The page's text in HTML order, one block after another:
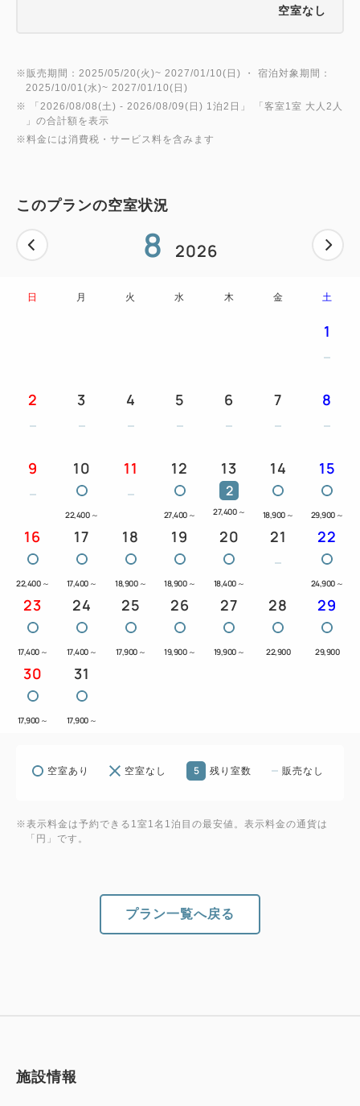
チェックイン後は、館内利用券を使ってパティスリー
のスイーツを食べたり、お部屋で癒しのバスタイムを
過ごしたり、のんびりホテルステイを楽しんでみて
は。
能するなんて過ごし方も、おすすめです。
■朝食 ブレックファストブッフェ ダイニング・カ
お客様の目の前で作る「オムレツステーション」や、
洋食、和食、サラダ、フルーツなど、バラエティ豊か
【添い寝のお子様について】
正ベッド1台につき、小学生未満（未就学）のお子様
1名様までとさせていただきます。（エキストラベッ
ドを除く）
ただけます。（4～6歳 1,600円 ／ 0～3歳 無
料）
空室なし
※販売期間：2025/05/20(火)~ 2027/01/10(日) ・ 宿泊対象期間：
2025/10/01(水)~ 2027/01/10(日)
※ 「 2026/08/08(土) - 2026/08/09(日) 1泊2日 」 「客室1室 大人2人
」の合計額を表示
※料金には消費税・サービス料を含みます
このプランの空室状況
8 2026
日 月 火 水 木 金 土
1
2 3 4 5 6 7 8
9 10
22,400 ～
11 12
27,400 ～
13
2
27,400 ～
14
18,900 ～
15
29,900 ～
16
22,400 ～
17
17,400 ～
18
18,900 ～
19
18,900 ～
20
18,400 ～
21 22
24,900 ～
23
17,400 ～
24
17,400 ～
25
17,900 ～
26
19,900 ～
27
19,900 ～
28
22,900
29
29,900
30
17,900 ～
31
17,900 ～
空室あり 空室なし 5 残り室数 販売なし
※表示料金は予約できる1室1名1泊目の最安値。表示料金の通貨は
「円」です。
プラン一覧へ戻る
施設情報